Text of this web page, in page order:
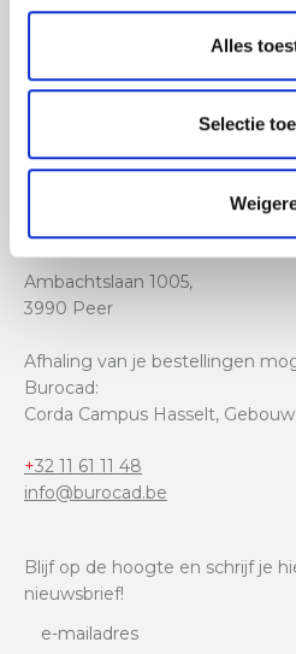
Alles
Selectie
Blijf op de hoogte en schrijf je
nieuwsbrief!
Ambachtslaan 1005,
3990 Peer
Afhaling van je bestellingen
Burocad:
Corda Campus Hasselt,
+32 11 61 11 48
info@burocad.be
raambestickering